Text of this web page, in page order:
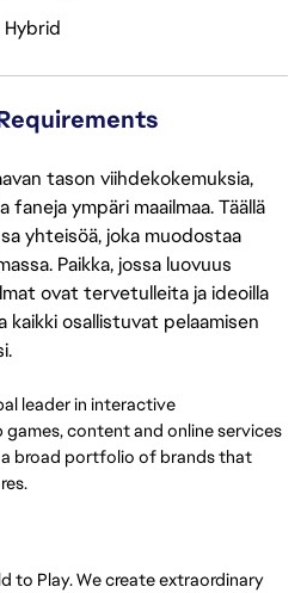
Hybrid
tason viihdekokemuksia,
faneja ympäri maailmaa. Täällä
yhteisöä, joka muodostaa
Paikka, jossa luovuus
ovat tervetulleita ja ideoilla
kaikki osallistuvat pelaamisen
leader in interactive
content and online services
broad portfolio of brands that
to Play. We create extraordinary